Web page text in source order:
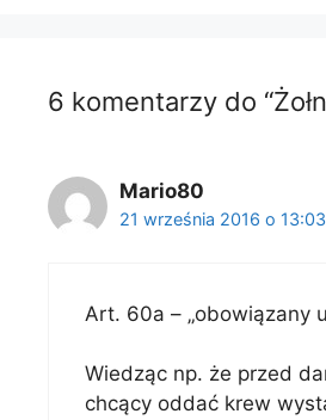
6 komentarzy do
Mario80
21 września 2016 o 13:03
Art. 60a – „obowiązany
Wiedząc np. że przed
chcący oddać krew